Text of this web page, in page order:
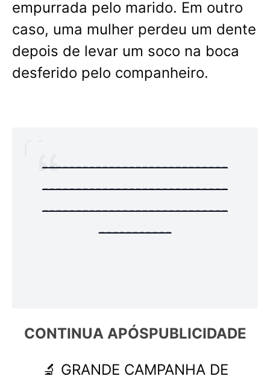
empurrada pelo marido. Em outro
caso, uma mulher perdeu um dente
depois de levar um soco na boca
desferido pelo companheiro.
----------------------------
----------------------------
----------------------------
-----------
CONTINUA APÓSPUBLICIDADE
🔬 GRANDE CAMPANHA DE